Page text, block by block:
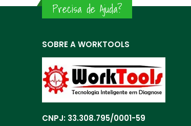
Precisa de Ajuda?
SOBRE A WORKTOOLS
CNPJ: 33.308.795/0001-59